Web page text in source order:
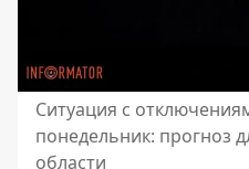
Ситуация с
понедельник: прогноз
области